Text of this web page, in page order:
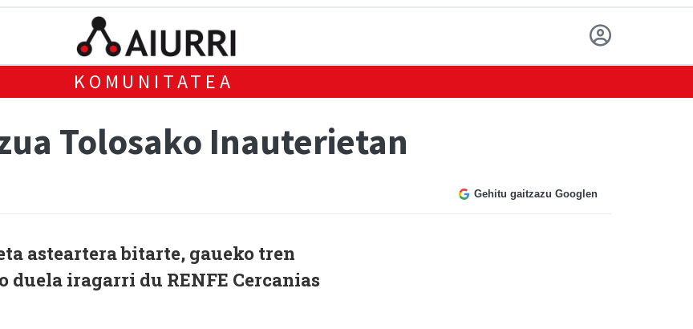
KOMUNITATEA
Tolosako Inauterietan
Gehitu gaitzazu Googlen
asteartera bitarte, gaueko tren
iragarri du RENFE Cercanias